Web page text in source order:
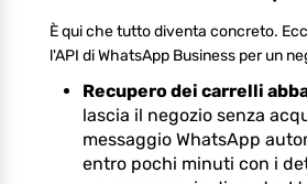
È qui che tutto diventa concreto.
l'API di WhatsApp Business per un
Recupero dei carrelli
lascia il negozio senza
messaggio WhatsApp
entro pochi minuti con i